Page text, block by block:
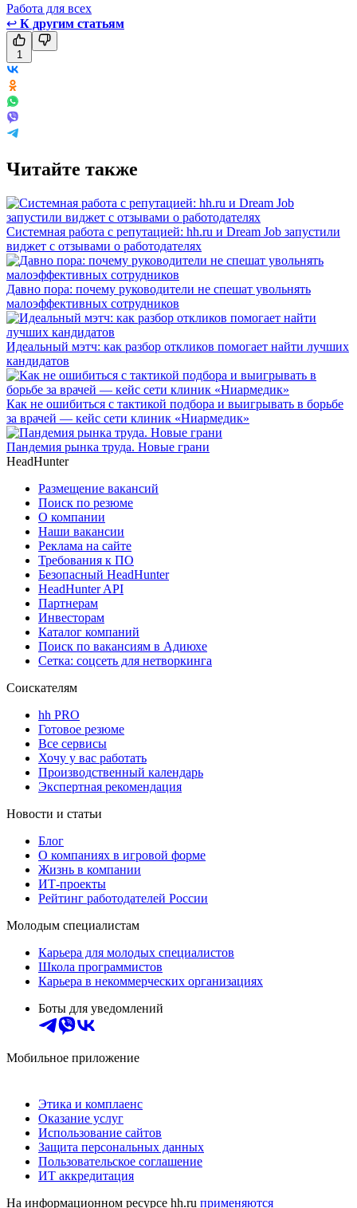
Работа для всех
↩ К другим статьям
1
Читайте также
Системная работа с репутацией: hh.ru и Dream Job запустили
виджет с отзывами о работодателях
Давно пора: почему руководители не спешат увольнять
малоэффективных сотрудников
Идеальный мэтч: как разбор откликов помогает найти лучших
кандидатов
Как не ошибиться с тактикой подбора и выигрывать в борьбе
за врачей — кейс сети клиник «Ниармедик»
Пандемия рынка труда. Новые грани
HeadHunter
Размещение вакансий
Поиск по резюме
О компании
Наши вакансии
Реклама на сайте
Требования к ПО
Безопасный HeadHunter
HeadHunter API
Партнерам
Инвесторам
Каталог компаний
Поиск по вакансиям в Адиюхе
Сетка: соцсеть для нетворкинга
Соискателям
hh PRO
Готовое резюме
Все сервисы
Хочу у вас работать
Производственный календарь
Экспертная рекомендация
Новости и статьи
Блог
О компаниях в игровой форме
Жизнь в компании
ИТ-проекты
Рейтинг работодателей России
Молодым специалистам
Карьера для молодых специалистов
Школа программистов
Карьера в некоммерческих организациях
Боты для уведомлений
Мобильное приложение
Этика и комплаенс
Оказание услуг
Использование сайтов
Защита персональных данных
Пользовательское соглашение
ИТ аккредитация
На информационном ресурсе hh.ru применяются